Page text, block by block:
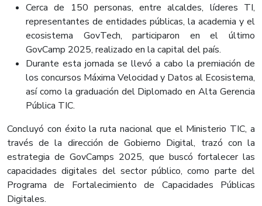
Cerca de 150 personas, entre alcaldes, líderes TI,
representantes de entidades públicas, la academia y el
ecosistema GovTech, participaron en el último
GovCamp 2025, realizado en la capital del país.
Durante esta jornada se llevó a cabo la premiación de
los concursos Máxima Velocidad y Datos al Ecosistema,
así como la graduación del Diplomado en Alta Gerencia
Pública TIC.
Concluyó con éxito la ruta nacional que el Ministerio TIC, a
través de la dirección de Gobierno Digital, trazó con la
estrategia de GovCamps 2025, que buscó fortalecer las
capacidades digitales del sector público, como parte del
Programa de Fortalecimiento de Capacidades Públicas
Digitales.